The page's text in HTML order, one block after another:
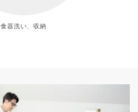
食器洗い、収納